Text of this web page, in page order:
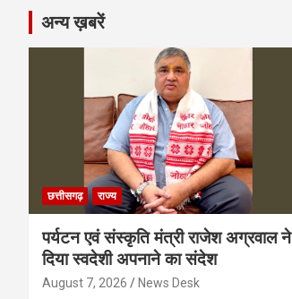
अन्य ख़बरें
छत्तीसगढ़ राज्य
पर्यटन एवं संस्कृति मंत्री राजेश अग्रवाल ने
दिया स्वदेशी अपनाने का संदेश
August 7, 2026 News Desk